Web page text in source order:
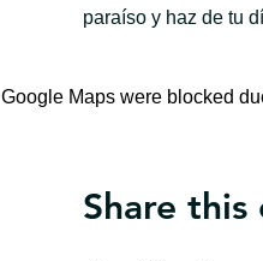
paraíso y haz de tu
Google Maps were blocked
Share this